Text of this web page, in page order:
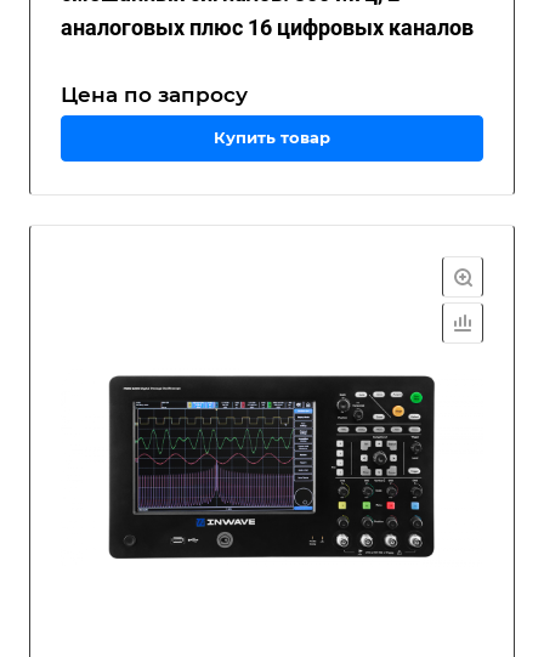
аналоговых плюс 16 цифровых каналов
Цена по запросу
Купить товар